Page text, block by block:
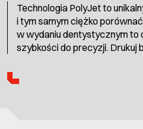
Technologia PolyJet to
i tym samym ciężko
w wydaniu dentystycznym to
szybkości do precyzji. Drukuj